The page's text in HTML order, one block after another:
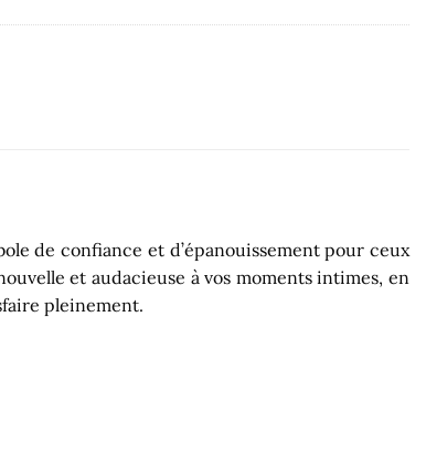
de confiance et d’épanouissement pour ceux
et audacieuse à vos moments intimes, en
pleinement.